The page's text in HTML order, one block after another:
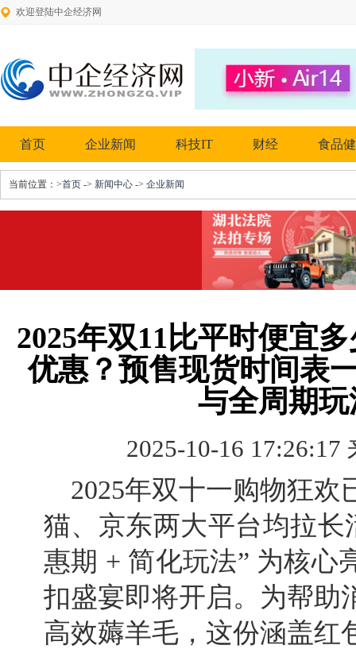
欢迎登陆中企经济网
首页 企业新闻 科技IT 财经 食品
当前位置： >首页 -> 新闻中心 -> 企业新闻
2025年双11比平时便宜
优惠？预售现货时间表
与全周期
2025-10-16 17:26:17
2025年双十一购物狂
猫、京东两大平台均拉长
惠期 + 简化玩法” 为核心
扣盛宴即将开启。为帮助
高效薅羊毛，这份涵盖红